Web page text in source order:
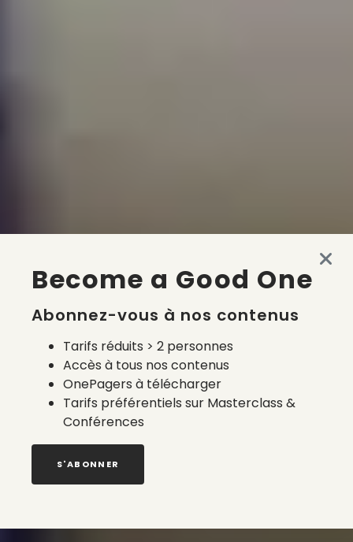
Become a Good One
Abonnez-vous à nos contenus
Tarifs réduits > 2 personnes
Accès à tous nos contenus
OnePagers à télécharger
Tarifs préférentiels sur Masterclass &
Conférences
S'ABONNER